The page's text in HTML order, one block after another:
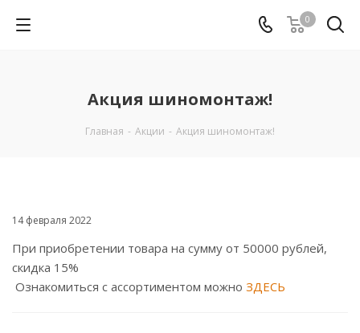
0
Акция шиномонтаж!
Главная - Акции - Акция шиномонтаж!
14 февраля 2022
При приобретении товара на сумму от 50000 рублей,
скидка 15%
Ознакомиться с ассортиментом можно ЗДЕСЬ